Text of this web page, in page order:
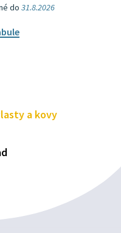
do31.8.2026
a kovy